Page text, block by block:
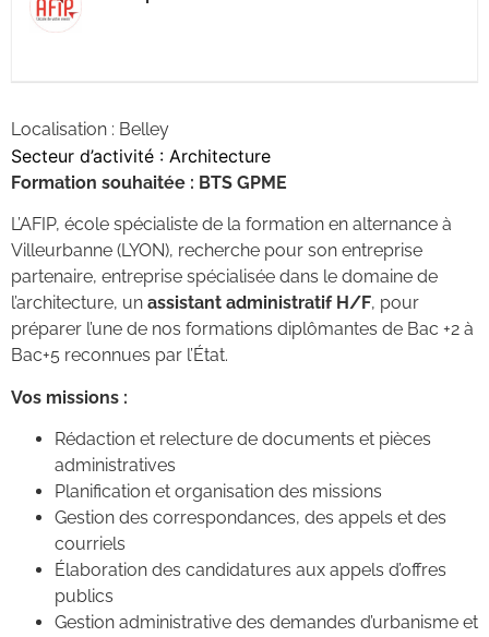
Localisation : Belley
Secteur d’activité : Architecture
Formation souhaitée : BTS GPME
L’AFIP, école spécialiste de la formation en alternance à
Villeurbanne (LYON), recherche pour son entreprise
partenaire, entreprise spécialisée dans le domaine de
l’architecture, un assistant administratif H/F, pour
préparer l’une de nos formations diplômantes de Bac +2 à
Bac+5 reconnues par l’État.
Vos missions :
Rédaction et relecture de documents et pièces
administratives
Planification et organisation des missions
Gestion des correspondances, des appels et des
courriels
Élaboration des candidatures aux appels d’offres
publics
Gestion administrative des demandes d’urbanisme et